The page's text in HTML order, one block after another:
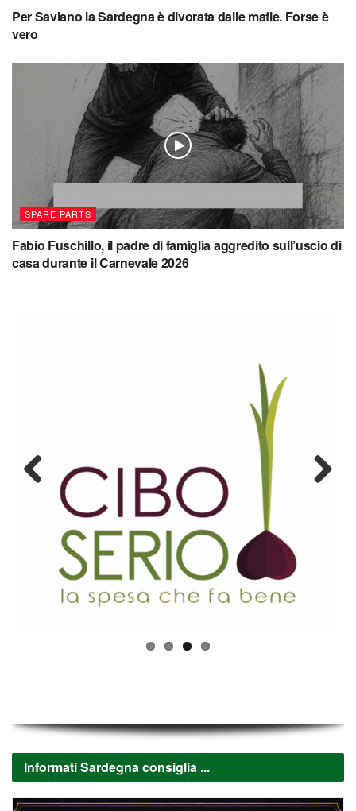
vero
SPARE PARTS
Fabio Fuschillo, il padre di famiglia aggredito sull’uscio di
casa durante il Carnevale 2026
Previous Next
Informati Sardegna consiglia ...